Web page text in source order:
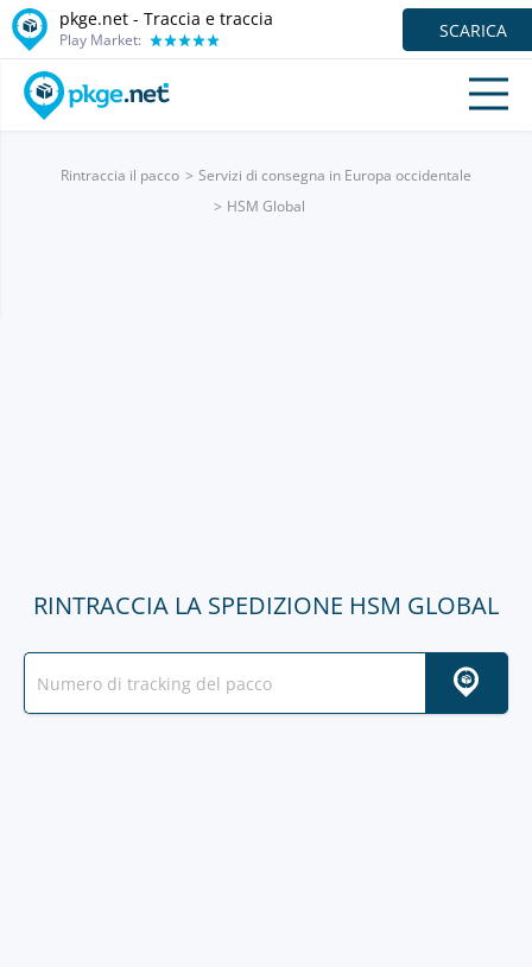
pkge.net - Traccia e traccia
Play Market: SCARICA
Rintraccia il pacco
Servizi di consegna in Europa occidentale
HSM Global
RINTRACCIA LA SPEDIZIONE HSM GLOBAL